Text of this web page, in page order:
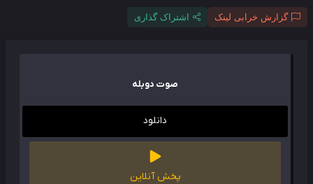
گزارش خرابی لینک اشتراک گذاری
صوت دوبله
دانلود
پخش آنلاین